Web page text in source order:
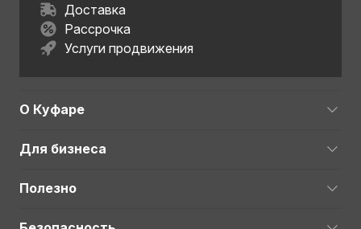
Доставка
Рассрочка
Услуги продвижения
О Куфаре
Для бизнеса
Полезно